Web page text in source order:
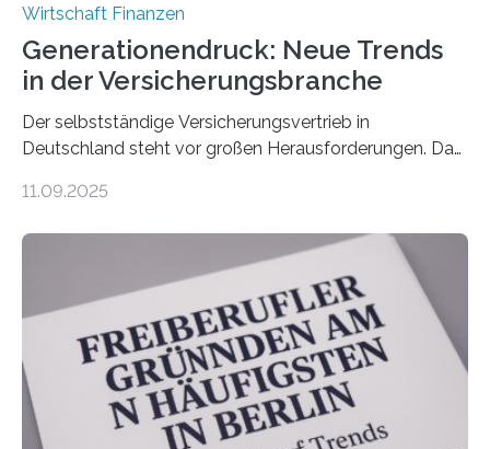
Wirtschaft Finanzen
Generationendruck: Neue Trends
in der Versicherungsbranche
Der selbstständige Versicherungsvertrieb in
Deutschland steht vor großen Herausforderungen. Das
Dr. Matthias Beenken und Prof. Dr. Lukas Linnenbrink
Bundesverbands Deutscher Versicherungskaufleute e.V.
durchgeführt haben. Die Studie basiert auf den
Antworten von 1.440 selbstständigen
Versicherungsvertreter*innen und -makler*innen. Ein
Ergebnis: Deutlich mehr als die Hälfte der Befragten ist
über 50 Jahre alt und wird in den nächsten Jahren eine
Nachfolgeregelung benötigen. Aber nur ein Drittel hat
bereits Regelungen…
11.09.2025